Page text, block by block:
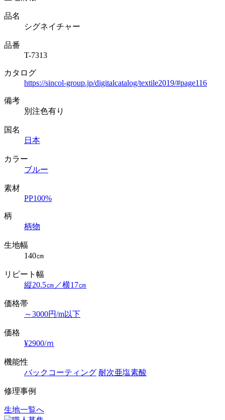
品名
シグネイチャー
品番
T-7313
カタログ
https://sincol-group.jp/digitalcatalog/textile2019/#page116
備考
別注色有り
国名
日本
カラー
ブルー
素材
PP100%
柄
柄物
生地幅
140㎝
リピート幅
縦20.5㎝／横17㎝
価格帯
～3000円/m以下
価格
¥2900/ｍ
機能性
バックコーティング 耐次亜塩素酸
修理事例
投
生地一覧へ